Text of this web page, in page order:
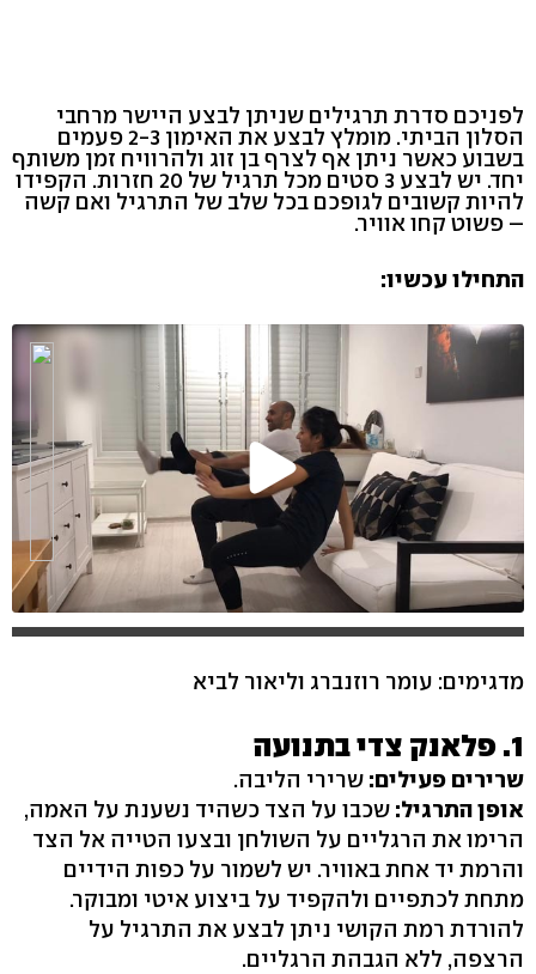
לפניכם סדרת תרגילים שניתן לבצע היישר מרחבי
הסלון הביתי. מומלץ לבצע את האימון 2-3 פעמים
בשבוע כאשר ניתן אף לצרף בן זוג ולהרוויח זמן משותף
יחד. יש לבצע 3 סטים מכל תרגיל של 20 חזרות. הקפידו
להיות קשובים לגופכם בכל שלב של התרגיל ואם קשה
– פשוט קחו אוויר.
התחילו עכשיו:
מדגימים: עומר רוזנברג וליאור לביא
1. פלאנק צדי בתנועה
שרירים פעילים: שרירי הליבה.
אופן התרגיל: שכבו על הצד כשהיד נשענת על האמה,
הרימו את הרגליים על השולחן ובצעו הטייה אל הצד
והרמת יד אחת באוויר. יש לשמור על כפות הידיים
מתחת לכתפיים ולהקפיד על ביצוע איטי ומבוקר.
להורדת רמת הקושי ניתן לבצע את התרגיל על
הרצפה, ללא הגבהת הרגליים.